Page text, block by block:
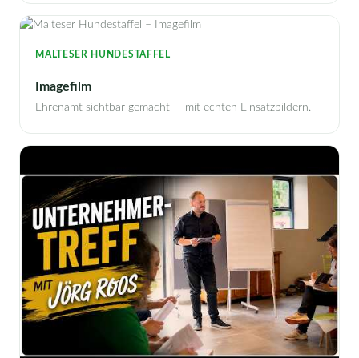
MALTESER HUNDESTAFFEL
Imagefilm
Ehrenamt sichtbar gemacht — mit echten Einsatzbildern.